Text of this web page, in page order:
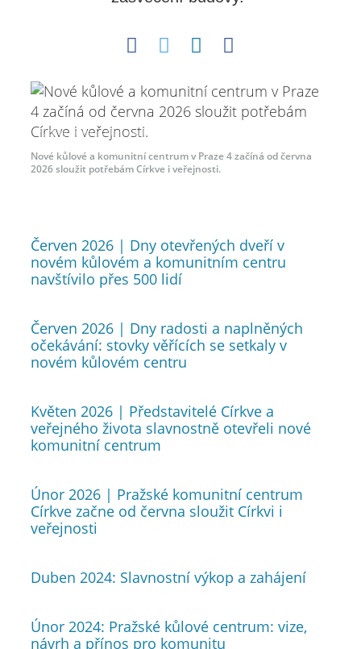
2026 by Intellectual Reserve, Inc. All rights reserved.
Nové kůlové a komunitní centrum v Praze 4 začíná od června
2026 sloužit potřebám Církve i veřejnosti.
Červen 2026 | Dny otevřených dveří v
novém kůlovém a komunitním centru
navštívilo přes 500 lidí
Červen 2026 | Dny radosti a naplněných
očekávání: stovky věřících se setkaly v
novém kůlovém centru
Květen 2026 | Představitelé Církve a
veřejného života slavnostně otevřeli nové
komunitní centrum
Únor 2026 | Pražské komunitní centrum
Církve začne od června sloužit Církvi i
veřejnosti
Duben 2024: Slavnostní výkop a zahájení
Únor 2024: Pražské kůlové centrum: vize,
návrh a přínos pro komunitu